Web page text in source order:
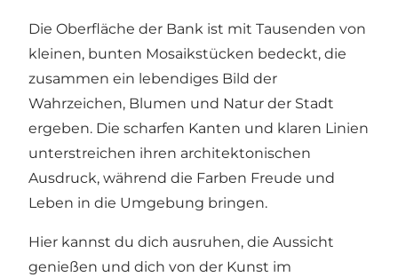
Die Oberfläche der Bank ist mit Tausenden von
kleinen, bunten Mosaikstücken bedeckt, die
zusammen ein lebendiges Bild der
Wahrzeichen, Blumen und Natur der Stadt
ergeben. Die scharfen Kanten und klaren Linien
unterstreichen ihren architektonischen
Ausdruck, während die Farben Freude und
Leben in die Umgebung bringen.
Hier kannst du dich ausruhen, die Aussicht
genießen und dich von der Kunst im